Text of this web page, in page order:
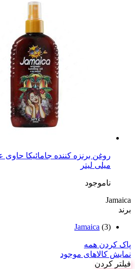
میلی لیتر
ناموجود
Jamaica
برند
Jamaica (3)
پاک کردن همه
نمایش کالاهای موجود
فیلتر کردن